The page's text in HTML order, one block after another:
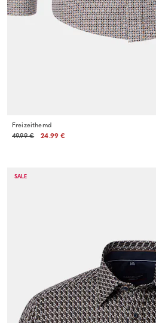
Freizeithemd
49.99 €
24.99 €
SALE